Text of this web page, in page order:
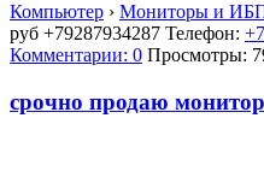
Компьютер › Мониторы и
руб +79287934287 Телефон:
Комментарии: 0 Просмотры:
срочно продаю